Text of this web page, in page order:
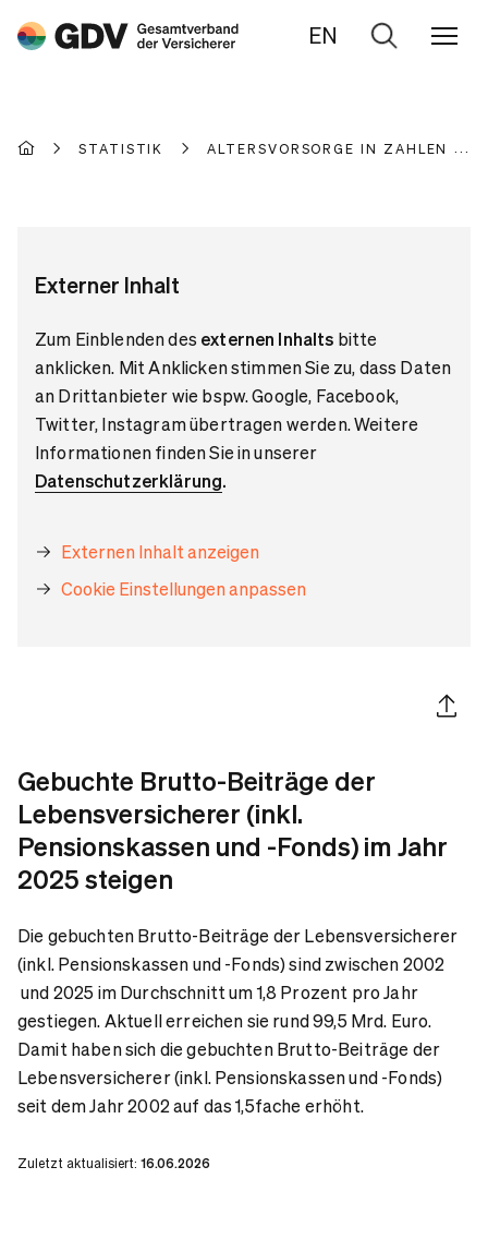
EN
Zur
STATISTIK ALTERSVORSORGE IN ZAHLEN
Externer Inhalt
Zum Einblenden des externen Inhalts bitte
anklicken. Mit Anklicken stimmen Sie zu, dass Daten
an Drittanbieter wie bspw. Google, Facebook,
Twitter, Instagram übertragen werden. Weitere
Informationen finden Sie in unserer
Datenschutzerklärung.
Externen Inhalt anzeigen
Cookie Einstellungen anpassen
Artikel
Gebuchte Brutto-Beiträge der
Lebensversicherer (inkl.
Pensionskassen und -Fonds) im Jahr
2025 steigen
Die gebuchten Brutto-Beiträge der Lebensversicherer
(inkl. Pensionskassen und -Fonds) sind zwischen 2002
und 2025 im Durchschnitt um 1,8 Prozent pro Jahr
gestiegen. Aktuell erreichen sie rund 99,5 Mrd. Euro.
Damit haben sich die gebuchten Brutto-Beiträge der
Lebensversicherer (inkl. Pensionskassen und -Fonds)
seit dem Jahr 2002 auf das 1,5fache erhöht.
Zuletzt aktualisiert: 16.06.2026